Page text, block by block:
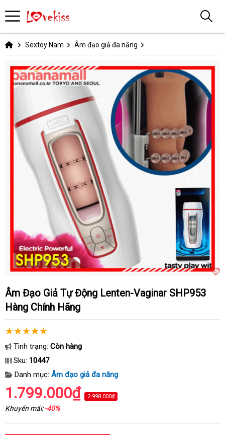
Sextoy Nam Âm đạo giả đa năng
Âm Đạo Giả Tự Động Lenten-Vaginar SHP953
Hàng Chính Hãng
Tình trạng: Còn hàng
Sku: 10447
Danh mục: Âm đạo giả đa năng
1.799.000₫ 2.998.000₫
Khuyến mãi:-40%